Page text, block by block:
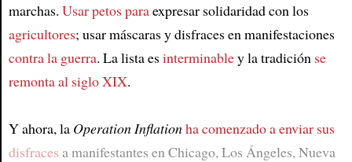
marchas. Usar petos paraexpresar solidaridad con los
agricultores; usar máscaras y disfraces en manifestaciones
contra la guerra. La lista esinterminabley la tradición se
remonta al siglo XIX.
Y ahora, la Operation Inflationha comenzado a enviar sus
disfraces a manifestantes en Chicago, Los Ángeles, Nueva